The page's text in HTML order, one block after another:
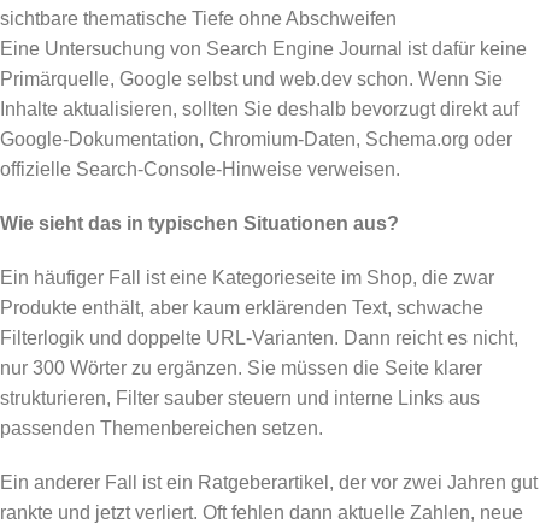
sichtbare thematische Tiefe ohne Abschweifen
Eine Untersuchung von Search Engine Journal ist dafür keine
Primärquelle, Google selbst und web.dev schon. Wenn Sie
Inhalte aktualisieren, sollten Sie deshalb bevorzugt direkt auf
Google-Dokumentation, Chromium-Daten, Schema.org oder
offizielle Search-Console-Hinweise verweisen.
Wie sieht das in typischen Situationen aus?
Ein häufiger Fall ist eine Kategorieseite im Shop, die zwar
Produkte enthält, aber kaum erklärenden Text, schwache
Filterlogik und doppelte URL-Varianten. Dann reicht es nicht,
nur 300 Wörter zu ergänzen. Sie müssen die Seite klarer
strukturieren, Filter sauber steuern und interne Links aus
passenden Themenbereichen setzen.
Ein anderer Fall ist ein Ratgeberartikel, der vor zwei Jahren gut
rankte und jetzt verliert. Oft fehlen dann aktuelle Zahlen, neue